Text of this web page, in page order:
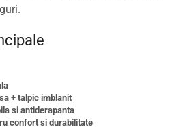
+ talpic imblanit
si antiderapanta
confort si durabilitate